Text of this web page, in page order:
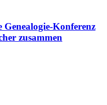
Genealogie-Konferenz
zusammen